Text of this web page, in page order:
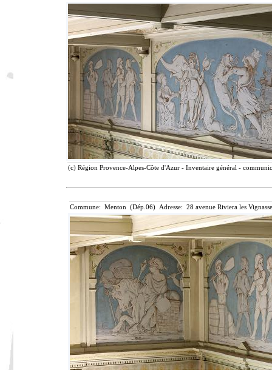
(c) Région Provence-Alpes-Côte d'Azur - Inventaire général -
Commune: Menton (Dép.06) Adresse: 28 avenue Riviera les